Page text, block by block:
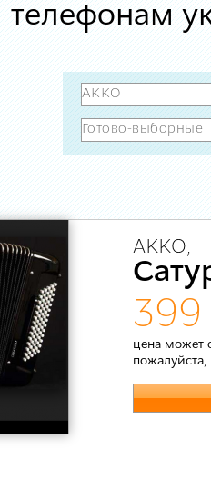
телефонам
AKKO,
цена может
пожалуйста,